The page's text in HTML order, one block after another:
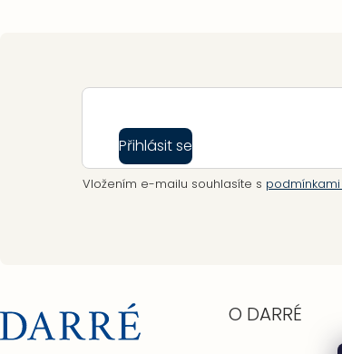
Přihlásit se
Vložením e-mailu souhlasíte s
O DARRÉ